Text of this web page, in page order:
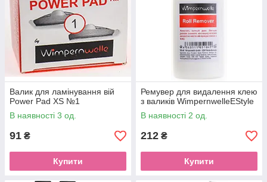
Валик для ламінування вій
Power Pad XS №1
В наявності 3 од.
91 ₴
Купити
Ремувер для видалення клею
з валиків WimpernwelleEStyle
В наявності 2 од.
212 ₴
Купити